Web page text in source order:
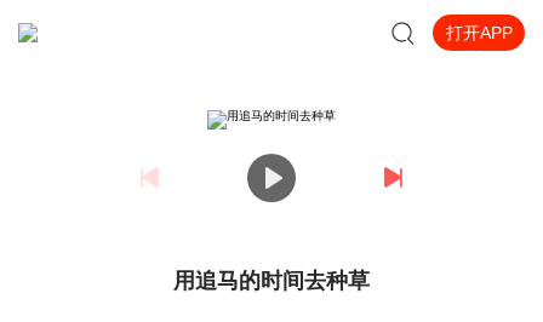
打开APP
用追马的时间去种草